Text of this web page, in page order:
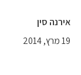
אירנה סין
19 מרץ, 2014